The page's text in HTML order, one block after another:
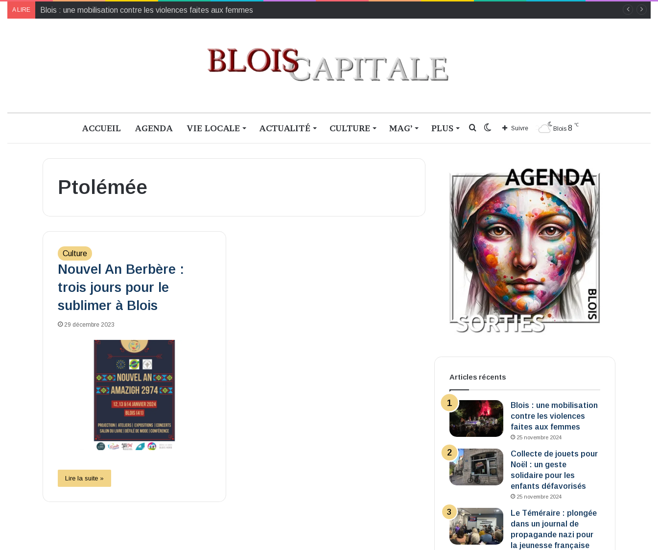
A LIRE Collecte de jouets pour Noël : un geste solidaire pour les enfants défavorisés
ACCUEIL AGENDA VIE LOCALE ACTUALITÉ CULTURE MAG’ PLUS Blois 8 ℃
Suivre
Switch
Rechercher
Ptolémée
Culture
Nouvel An Berbère :
trois jours pour le
sublimer à Blois
29 décembre 2023
Lire la suite »
Articles récents
Blois : une mobilisation
contre les violences
faites aux femmes
25 novembre 2024
Collecte de jouets pour
Noël : un geste
solidaire pour les
enfants défavorisés
25 novembre 2024
Le Téméraire : plongée
dans un journal de
propagande nazi pour
la jeunesse française